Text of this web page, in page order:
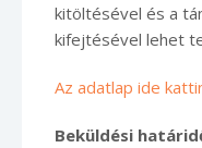
kitöltésével és a
kifejtésével lehet
Az adatlap ide
Beküldési